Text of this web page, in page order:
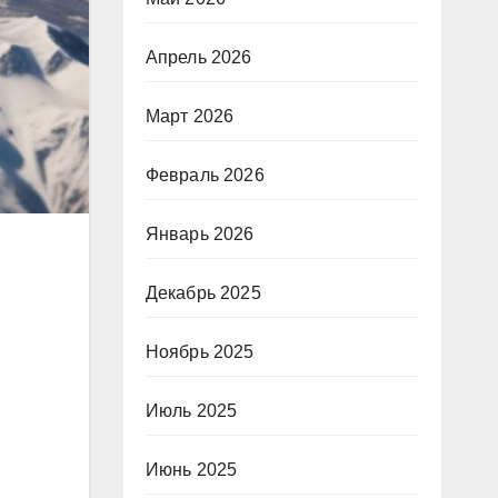
Апрель 2026
Март 2026
Февраль 2026
Январь 2026
Декабрь 2025
Ноябрь 2025
Июль 2025
Июнь 2025